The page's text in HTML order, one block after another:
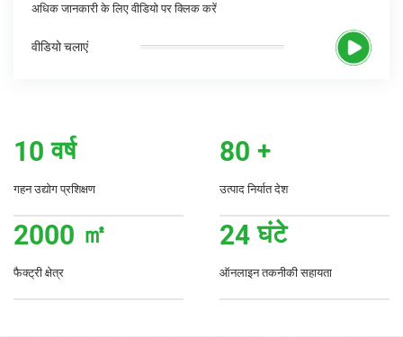
अधिक जानकारी के लिए वीडियो पर क्लिक करें
वीडियो चलाएं
10 वर्ष
गहन उद्योग प्रशिक्षण
80 +
उत्पाद निर्यात देश
2000 ㎡
फैक्ट्री क्षेत्र
24 घंटे
ऑनलाइन तकनीकी सहायता